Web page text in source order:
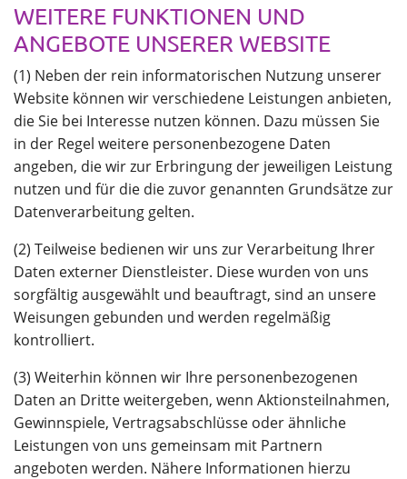
WEITERE FUNKTIONEN UND
ANGEBOTE UNSERER WEBSITE
(1) Neben der rein informatorischen Nutzung unserer
Website können wir verschiedene Leistungen anbieten,
die Sie bei Interesse nutzen können. Dazu müssen Sie
in der Regel weitere personenbezogene Daten
angeben, die wir zur Erbringung der jeweiligen Leistung
nutzen und für die die zuvor genannten Grundsätze zur
Datenverarbeitung gelten.
(2) Teilweise bedienen wir uns zur Verarbeitung Ihrer
Daten externer Dienstleister. Diese wurden von uns
sorgfältig ausgewählt und beauftragt, sind an unsere
Weisungen gebunden und werden regelmäßig
kontrolliert.
(3) Weiterhin können wir Ihre personenbezogenen
Daten an Dritte weitergeben, wenn Aktionsteilnahmen,
Gewinnspiele, Vertragsabschlüsse oder ähnliche
Leistungen von uns gemeinsam mit Partnern
angeboten werden. Nähere Informationen hierzu